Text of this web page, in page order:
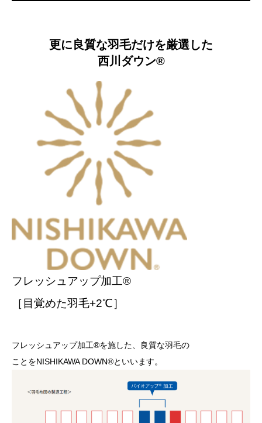
更に良質な羽毛だけを厳選した
西川ダウン®
フレッシュアップ加工®
［目覚めた羽毛+2℃］
フレッシュアップ加工®を施した、良質な羽毛の
ことをNISHIKAWA DOWN®といいます。